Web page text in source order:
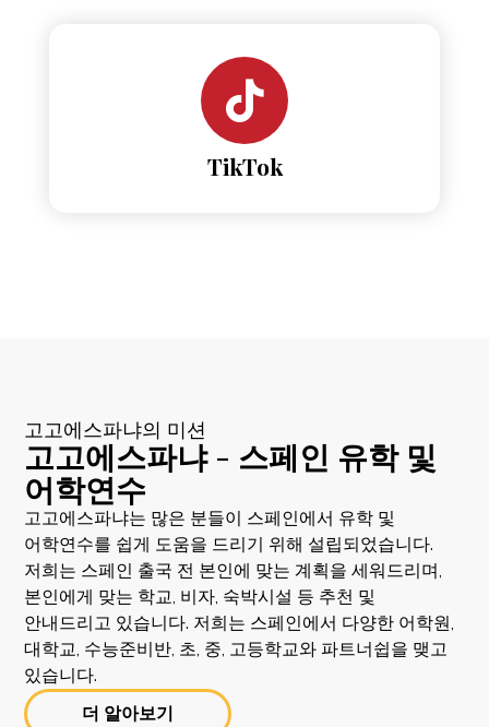
TikTok
고고에스파냐의 미션
고고에스파냐 - 스페인 유학 및
어학연수
고고에스파냐는 많은 분들이 스페인에서 유학 및
어학연수를 쉽게 도움을 드리기 위해 설립되었습니다.
저희는 스페인 출국 전 본인에 맞는 계획을 세워드리며,
본인에게 맞는 학교, 비자, 숙박시설 등 추천 및
안내드리고 있습니다. 저희는 스페인에서 다양한 어학원,
대학교, 수능준비반, 초, 중, 고등학교와 파트너쉽을 맺고
있습니다.
더 알아보기